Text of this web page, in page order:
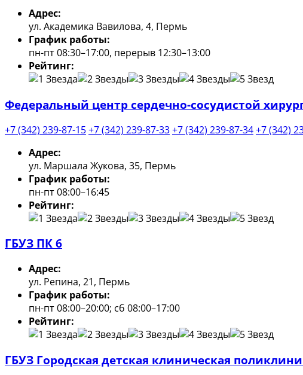
Адрес:
ул. Академика Вавилова, 4, Пермь
График работы:
пн-пт 08:30–17:00, перерыв 12:30–13:00
Рейтинг:
Федеральный центр сердечно-сосудистой
+7 (342) 239-87-15+7 (342) 239-87-33+7 (342) 239-87-34+7 (342)
Адрес:
ул. Маршала Жукова, 35, Пермь
График работы:
пн-пт 08:00–16:45
Рейтинг:
ГБУЗ ПК 6
Адрес:
ул. Репина, 21, Пермь
График работы:
пн-пт 08:00–20:00; сб 08:00–17:00
Рейтинг:
ГБУЗ Городская детская клиническая